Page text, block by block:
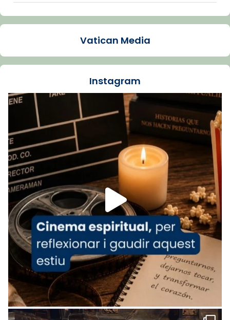
Arquebisbat de Barcelona
La Carmina va patir depressió. Fa gairebé
dos mesos, a l'Estadi Lluís Companys, la
Recupera l'entrevista comp
Vatican
tican News 👇
www.vaticannews.va/es/iglesia/news/2026-
07/carmina-historia-depresion-papa-viaje-
espana-testimoni...
Foto
View on Facebook · Share
Arquebisbat de Barcelona
2 weeks ago
«Avui les santes Juliana i Semproniana ens
ajuden a alçar la mirada»
Mons. Sergi Gordo, bisbe de Tortosa, ha
presidit aquest 27 de juliol la missa de Les
Santes de Mataró.
Vatican Media
Instagram